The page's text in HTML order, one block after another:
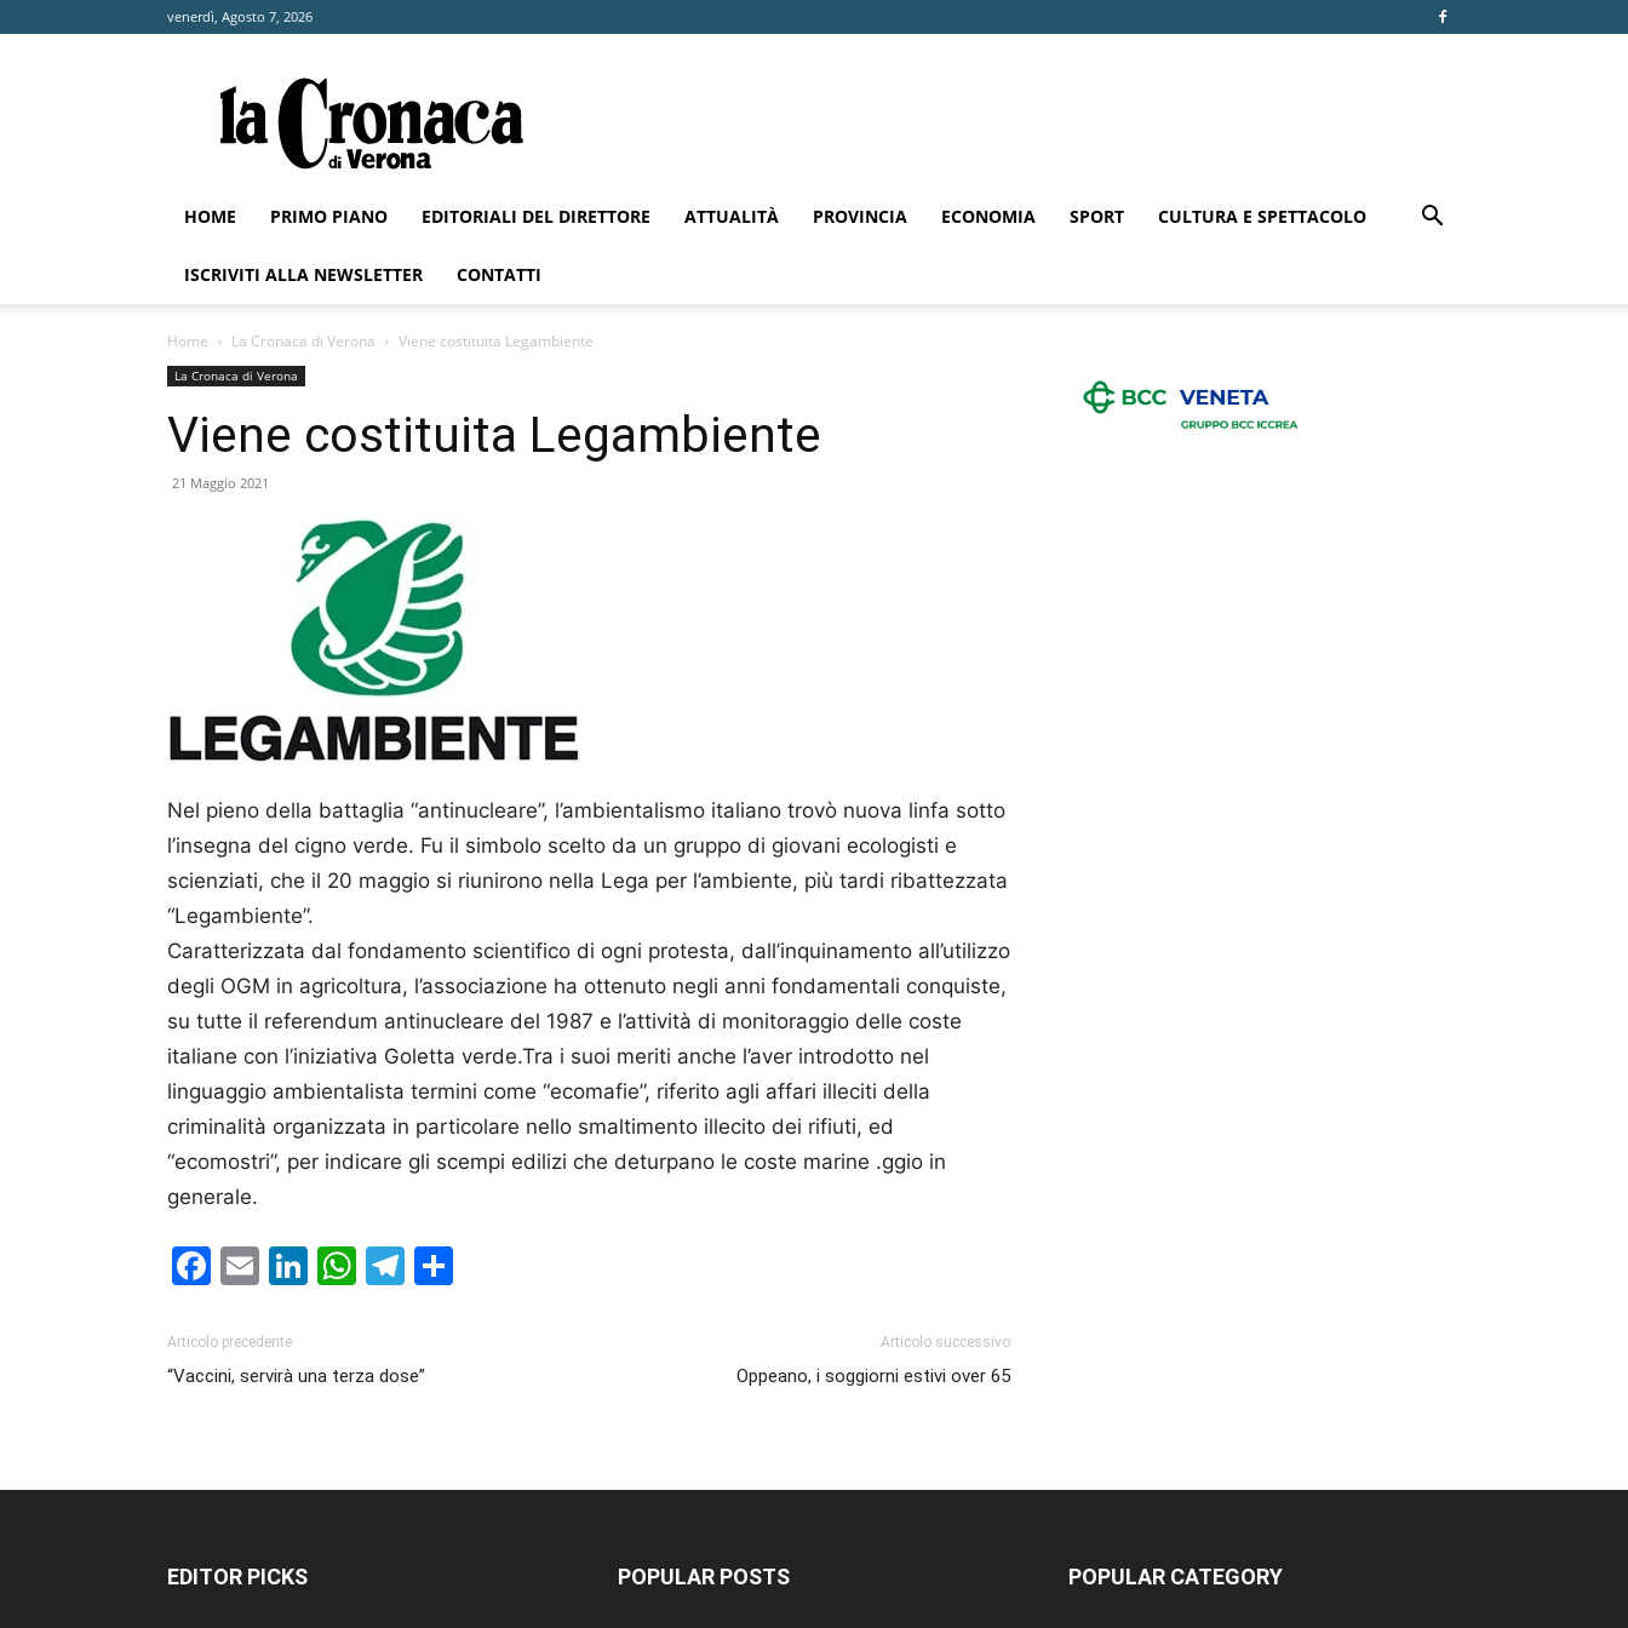
venerdì, Agosto 7, 2026
Cronaca
di
Verona
HOME PRIMO PIANO EDITORIALI DEL DIRETTORE ATTUALITÀ PROVINCIA ECONOMIA SPORT CULTURA E SPETTACOLO
ISCRIVITI ALLA NEWSLETTER CONTATTI
Home La Cronaca di Verona Viene costituita Legambiente
La Cronaca di Verona
Viene costituita Legambiente
21 Maggio 2021
Nel pieno della battaglia “antinucleare”, l’ambientalismo italiano trovò nuova linfa sotto
l’insegna del cigno verde. Fu il simbolo scelto da un gruppo di giovani ecologisti e
scienziati, che il 20 maggio si riunirono nella Lega per l’ambiente, più tardi ribattezzata
“Legambiente”.
Caratterizzata dal fondamento scientifico di ogni protesta, dall’inquinamento all’utilizzo
degli OGM in agricoltura, l’associazione ha ottenuto negli anni fondamentali conquiste,
su tutte il referendum antinucleare del 1987 e l’attività di monitoraggio delle coste
italiane con l’iniziativa Goletta verde.Tra i suoi meriti anche l’aver introdotto nel
linguaggio ambientalista termini come “ecomafie”, riferito agli affari illeciti della
criminalità organizzata in particolare nello smaltimento illecito dei rifiuti, ed
“ecomostri”, per indicare gli scempi edilizi che deturpano le coste marine .ggio in
generale.
Facebook
EmailLinkedIn
WhatsApp
Telegram
Articolo precedente
“Vaccini, servirà una terza dose”
Articolo successivo
Oppeano, i soggiorni estivi over 65
EDITOR PICKS POPULAR POSTS POPULAR CATEGORY